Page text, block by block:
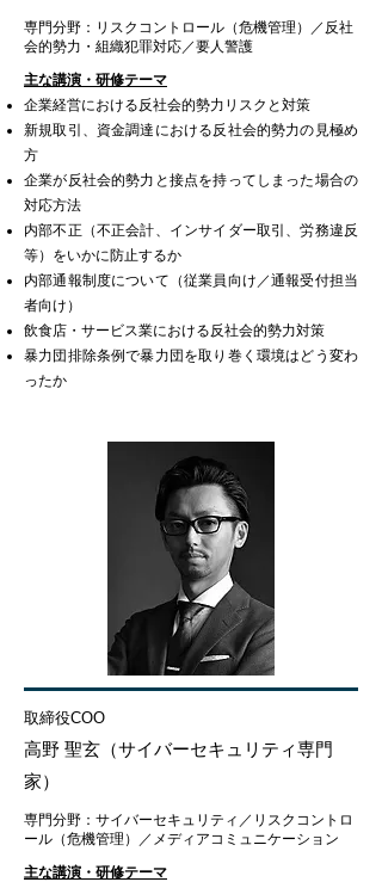
専門分野：リスクコントロール（危機管理）／反社
会的勢力・組織犯罪対応／要人警護
主な講演・研修テーマ
企業経営における反社会的勢力リ スクと対策
新規取引、資金調達における反社会的勢力の見極め
方
企業が反社会的勢力と接点を持ってしまった場合の
対応方法
内部不正（不正会計、インサイダー取引、労務違反
等）をいかに防止するか
内部通報制度について（従業員向け／通報受付担当
者向け）
飲食店・サービス業における反社会的勢力対策
暴力団排除条例で暴力団を取り巻く環境はどう変わ
ったか
取締役COO
高野 聖玄（サイバーセキュリティ専門
家）
専門分野：サイバーセキュリティ／リスクコントロ
ール（危機管理）／メディアコミュニケーション
主な講演・研修テーマ